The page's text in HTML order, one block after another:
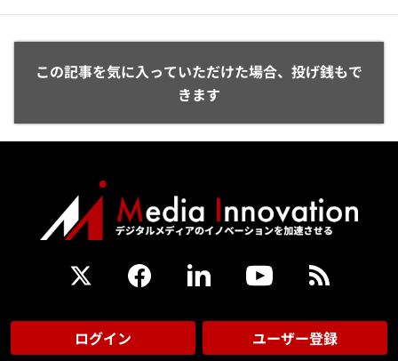
この記事を気に入っていただけた場合、投げ銭もで
きます
ログイン ユーザー登録